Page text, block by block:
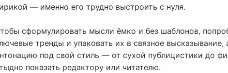
— именно его трудно выстроить с нуля.
сформулировать мысли ёмко и без шаблонов,
тренды и упаковать их в связное
под свой стиль — от сухой публицистики до
показать редактору или читателю.